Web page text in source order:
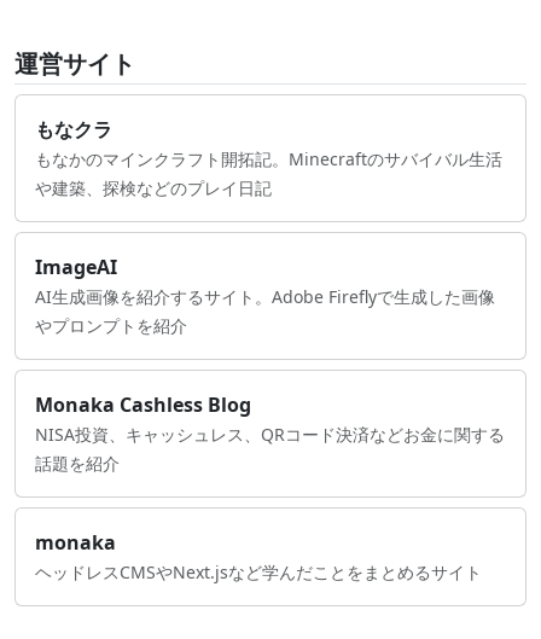
運営サイト
もなクラ
もなかのマインクラフト開拓記。Minecraftのサバイバル生活
や建築、探検などのプレイ日記
ImageAI
AI生成画像を紹介するサイト。Adobe Fireflyで生成した画像
やプロンプトを紹介
Monaka Cashless Blog
NISA投資、キャッシュレス、QRコード決済などお金に関する
話題を紹介
monaka
ヘッドレスCMSやNext.jsなど学んだことをまとめるサイト